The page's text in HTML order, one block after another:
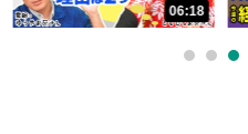
06:18